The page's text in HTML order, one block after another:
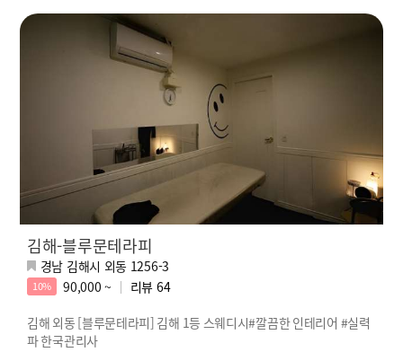
김해-블루문테라피
경남 김해시 외동 1256-3
10% 90,000 ~ 리뷰 64
김해 외동 [블루문테라피] 김해 1등 스웨디시#깔끔한 인테리어 #실력
파 한국관리사